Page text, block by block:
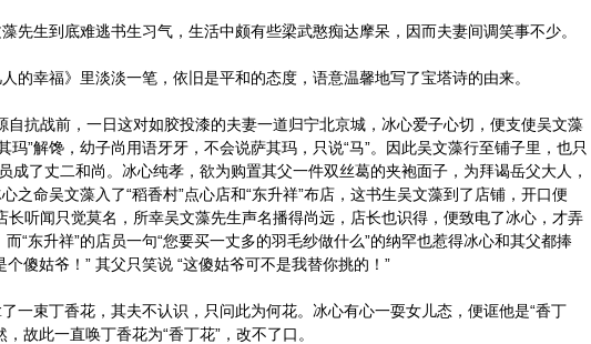
生到底难逃书生习气，生活中颇有些梁武憨痴达摩呆，因而夫妻间调笑事不少。
幸福》里淡淡一笔，依旧是平和的态度，语意温馨地写了宝塔诗的由来。
抗战前，一日这对如胶投漆的夫妻一道归宁北京城，冰心爱子心切，便支使吴文藻
玛”解馋，幼子尚用语牙牙，不会说萨其玛，只说“马”。因此吴文藻行至铺子里，也只
成了丈二和尚。冰心纯孝，欲为购置其父一件双丝葛的夹袍面子，为拜谒岳父大人，
之命吴文藻入了“稻香村”点心店和“东升祥”布店，这书生吴文藻到了店铺，开口便
长听闻只觉莫名，所幸吴文藻先生声名播得尚远，店长也识得，便致电了冰心，才弄
“东升祥”的店员一句“您要买一丈多的羽毛纱做什么”的纳罕也惹得冰心和其父都捧
个傻姑爷！” 其父只笑说 “这傻姑爷可不是我替你挑的！”
束丁香花，其夫不认识，只问此为何花。冰心有心一耍女儿态，便诓他是“香丁
故此一直唤丁香花为“香丁花”，改不了口。